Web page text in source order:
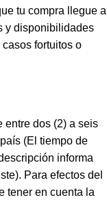
tu compra llegue a
y disponibilidades
fortuitos o
entre dos (2) a seis
(El tiempo de
informa
Para efectos del
tener en cuenta la